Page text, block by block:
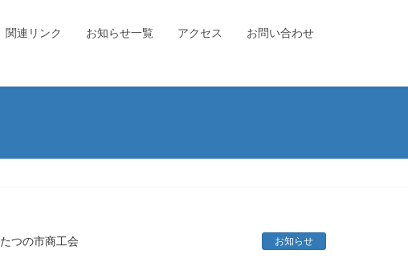
関連リンク お知らせ一覧 アクセス お問い合わせ
たつの市商工会 お知らせ